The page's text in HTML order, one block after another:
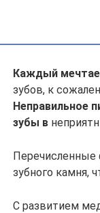
Каждый
зубов, к
Неправильное
зубы в
Перечисленные
зубного камня,
С развитием